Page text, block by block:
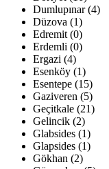
Dumlupınar (4)
Düzova (1)
Edremit (0)
Erdemli (0)
Ergazi (4)
Esenköy (1)
Esentepe (15)
Gaziveren (5)
Geçitkale (21)
Gelincik (2)
Glabsides (1)
Glapsides (1)
Gökhan (2)